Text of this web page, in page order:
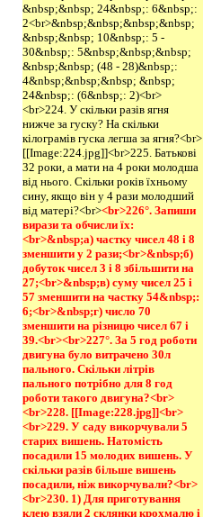
&nbsp;&nbsp; 24&nbsp;: 6&nbsp;:
2<br>&nbsp;&nbsp;&nbsp;&nbsp;
&nbsp;&nbsp; 10&nbsp;: 5 -
30&nbsp;: 5&nbsp;&nbsp;&nbsp;
&nbsp;&nbsp; (48 - 28)&nbsp;:
4&nbsp;&nbsp;&nbsp; &nbsp;
24&nbsp;: (6&nbsp;: 2)<br>
<br>224. У скільки разів ягня
нижче за гуску? На скільки
кілограмів гуска легша за ягня?<br>
[[Image:224.jpg]]<br>225. Батькові
32 роки, а мати на 4 роки молодша
від нього. Скільки років їхньому
сину, якщо він у 4 рази молодший
від матері?<br><br>226°. Запиши
вирази та обчисли їх:
<br>&nbsp;а) частку чисел 48 і 8
зменшити у 2 рази;<br>&nbsp;б)
добуток чисел 3 і 8 збільшити на
27;<br>&nbsp;в) суму чисел 25 і
57 зменшити на частку 54&nbsp;:
6;<br>&nbsp;г) число 70
зменшити на різницю чисел 67 і
39.<br><br>227°. За 5 год роботи
двигуна було витрачено 30л
пального. Скільки літрів
пального потрібно для 8 год
роботи такого двигуна?<br>
<br>228. [[Image:228.jpg]]<br>
<br>229. У саду викорчували 5
старих вишень. Натомість
посадили 15 молодих вишень. У
скільки разів більше вишень
посадили, ніж викорчували?<br>
<br>230. 1) Для приготування
клею взяли 2 склянки крохмалю і